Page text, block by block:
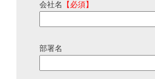
会社名 【必須】
部署名